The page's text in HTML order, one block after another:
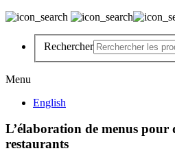
Rechercher
Menu
English
L’élaboration de menus pour
restaurants